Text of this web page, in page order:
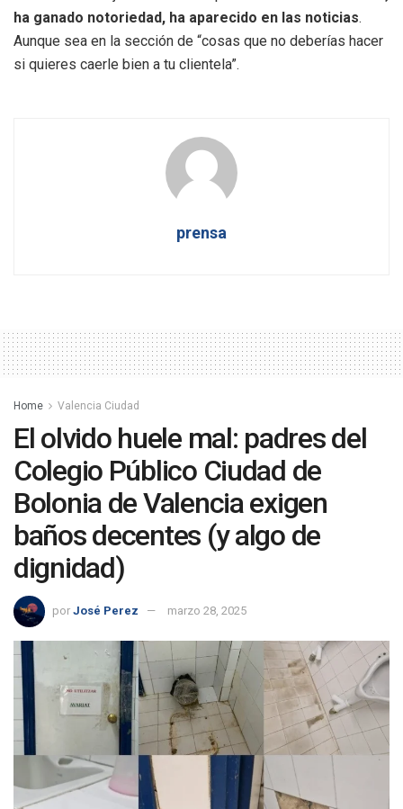
ha ganado notoriedad, ha aparecido en las noticias.
Aunque sea en la sección de “cosas que no deberías hacer
si quieres caerle bien a tu clientela”.
prensa
Home Valencia Ciudad
El olvido huele mal: padres del
Colegio Público Ciudad de
Bolonia de Valencia exigen
baños decentes (y algo de
dignidad)
por José Perez marzo 28, 2025